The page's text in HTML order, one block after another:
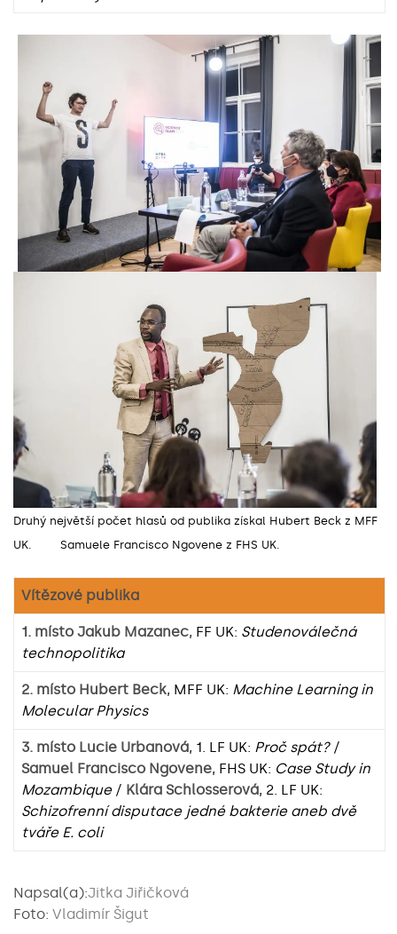
Druhý největší počet hlasů od publika získal Hubert Beck z MFF
UK. Samuele Francisco Ngovene z FHS UK.
Vítězové publika
1. místo Jakub Mazanec, FF UK: Studenoválečná
technopolitika
2. místo Hubert Beck, MFF UK: Machine Learning in
Molecular Physics
3. místo Lucie Urbanová, 1. LF UK: Proč spát?/
Samuel Francisco Ngovene, FHS UK: Case Study in
Mozambique/ Klára Schlosserová, 2. LF UK:
Schizofrenní disputace jedné bakterie aneb dvě
tváře E. coli
Napsal(a):Jitka Jiřičková
Foto: Vladimír Šigut